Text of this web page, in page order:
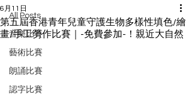
All Posts
音樂比賽
藝術比賽
朗誦比賽
認字比賽
第五屆香港青年兒童守護生物多樣性填色/繪
畫/手工勞作比賽｜-免費參加-！親近大自然
6月11日